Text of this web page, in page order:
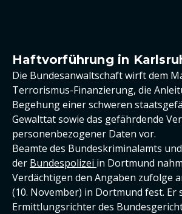
Haftvorführung in
Die Bundesanwaltschaft wirft dem
Terrorismus-Finanzierung, die
Begehung einer schweren
Gewalttat sowie das gefährdende
personenbezogener Daten vor.
Beamte des Bundeskriminalamts
der Bundespolizei in Dortmund
Verdächtigen den Angaben zufolge
(10. November) in Dortmund fest. Er
Ermittlungsrichter des